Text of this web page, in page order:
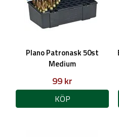
Plano Patronask 50st
Medium
99 kr
KÖP